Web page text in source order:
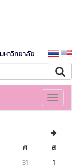
หาวิทยาลัย
Toggle
ศ
ส
31
1